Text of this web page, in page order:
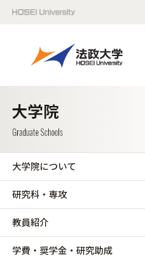
大学院について
研究科・専攻
教員紹介
学費・奨学金・研究助成